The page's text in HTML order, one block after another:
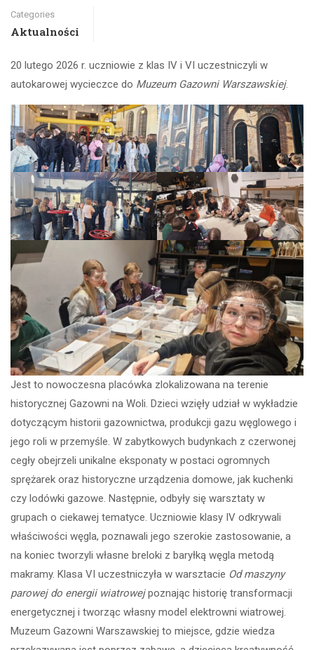
Categories
Aktualności
20 lutego 2026 r. uczniowie z klas IV i VI uczestniczyli w
autokarowej wycieczce do Muzeum Gazowni Warszawskiej.
Jest to nowoczesna placówka zlokalizowana na terenie
historycznej Gazowni na Woli. Dzieci wzięły udział w wykładzie
dotyczącym historii gazownictwa, produkcji gazu węglowego i
jego roli w przemyśle. W zabytkowych budynkach z czerwonej
cegły obejrzeli unikalne eksponaty w postaci ogromnych
sprężarek oraz historyczne urządzenia domowe, jak kuchenki
czy lodówki gazowe. Następnie, odbyły się warsztaty w
grupach o ciekawej tematyce. Uczniowie klasy IV odkrywali
właściwości węgla, poznawali jego szerokie zastosowanie, a
na koniec tworzyli własne breloki z baryłką węgla metodą
makramy. Klasa VI uczestniczyła w warsztacie Od maszyny
parowej do energii wiatrowejpoznając historię transformacji
energetycznej i tworząc własny model elektrowni wiatrowej.
Muzeum Gazowni Warszawskiej to miejsce, gdzie wiedza